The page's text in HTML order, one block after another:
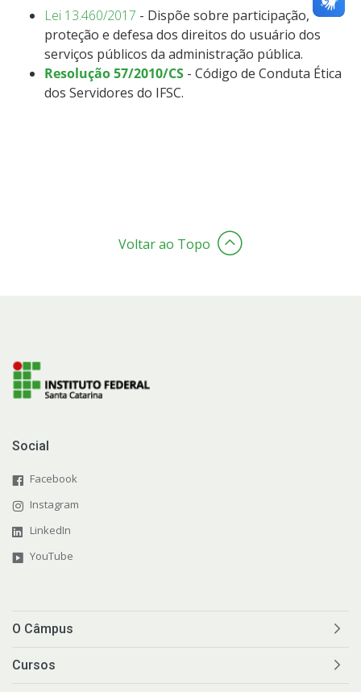
Consulta a processos
Tecnologia da Informação
Relação com Fundação de Apoio
Lei 13.460/2017 - Dispõe sobre participação,
proteção e defesa dos direitos do usuário dos
serviços públicos da administração pública.
Resolução 57/2010/CS - Código de Conduta Ética
dos Servidores do IFSC.
Voltar ao Topo
Social
Facebook
Instagram
LinkedIn
YouTube
O Câmpus
Cursos